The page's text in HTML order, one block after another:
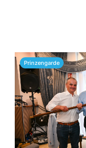
Prinzengarde